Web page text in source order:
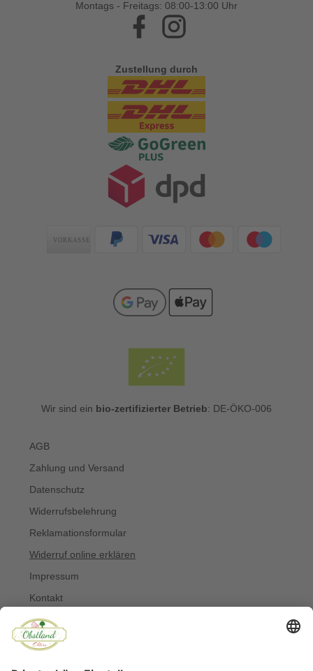
Montags - Freitags: 08:00-13:00 Uhr
Facebook
Zustellung durch
Zahlungsarten
Wir sind ein bio-zertifizierter Betrieb: DE-ÖKO-006
AGB
Zahlung und Versand
Datenschutz
Widerrufsbelehrung
Reklamationsformular
Widerruf online erklären
Impressum
Kontakt
Über uns
Allergiker